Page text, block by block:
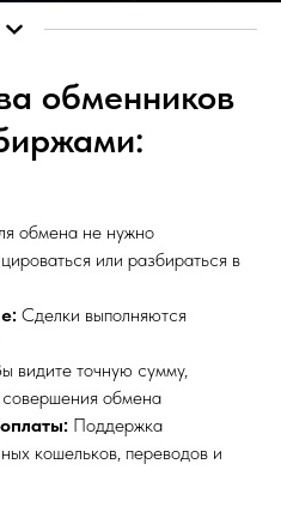
обменников
обмена не нужно
или разбираться в
Сделки выполняются
видите точную сумму,
обмена
Поддержка
кошельков, переводов и